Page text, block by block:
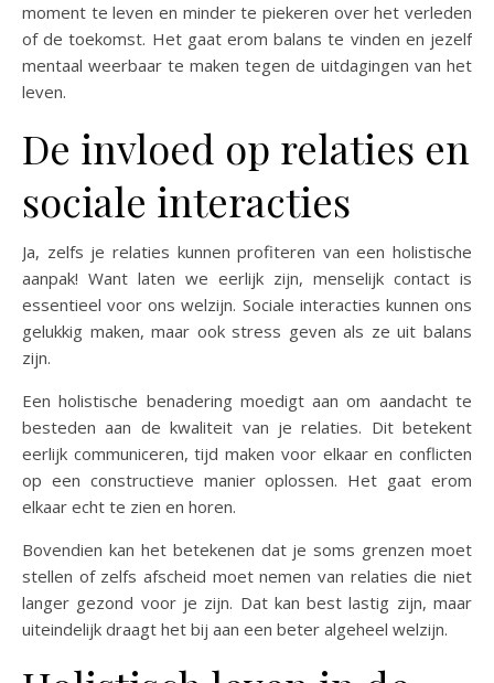
moment te leven en minder te piekeren over het verleden
of de toekomst. Het gaat erom balans te vinden en jezelf
mentaal weerbaar te maken tegen de uitdagingen van het
leven.
De invloed op relaties en
sociale interacties
Ja, zelfs je relaties kunnen profiteren van een holistische
aanpak! Want laten we eerlijk zijn, menselijk contact is
essentieel voor ons welzijn. Sociale interacties kunnen ons
gelukkig maken, maar ook stress geven als ze uit balans
zijn.
Een holistische benadering moedigt aan om aandacht te
besteden aan de kwaliteit van je relaties. Dit betekent
eerlijk communiceren, tijd maken voor elkaar en conflicten
op een constructieve manier oplossen. Het gaat erom
elkaar echt te zien en horen.
Bovendien kan het betekenen dat je soms grenzen moet
stellen of zelfs afscheid moet nemen van relaties die niet
langer gezond voor je zijn. Dat kan best lastig zijn, maar
uiteindelijk draagt het bij aan een beter algeheel welzijn.